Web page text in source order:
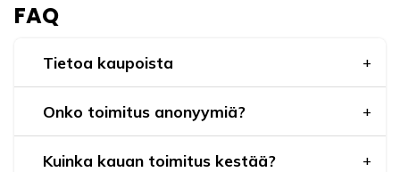
FAQ
Tietoa kaupoista
Onko toimitus anonyymiä?
Kuinka kauan toimitus kestää?